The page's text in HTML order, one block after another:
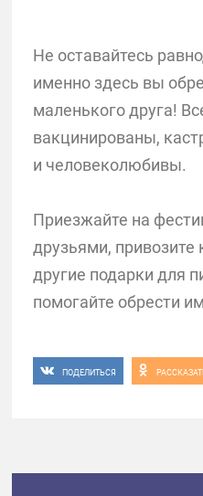
Не оставайтесь
именно здесь вы
маленького друга!
вакцинированы,
и человеколюбивы.
Приезжайте на
друзьями,
другие подарки для
помогайте обрести
ПОДЕЛИТЬСЯ